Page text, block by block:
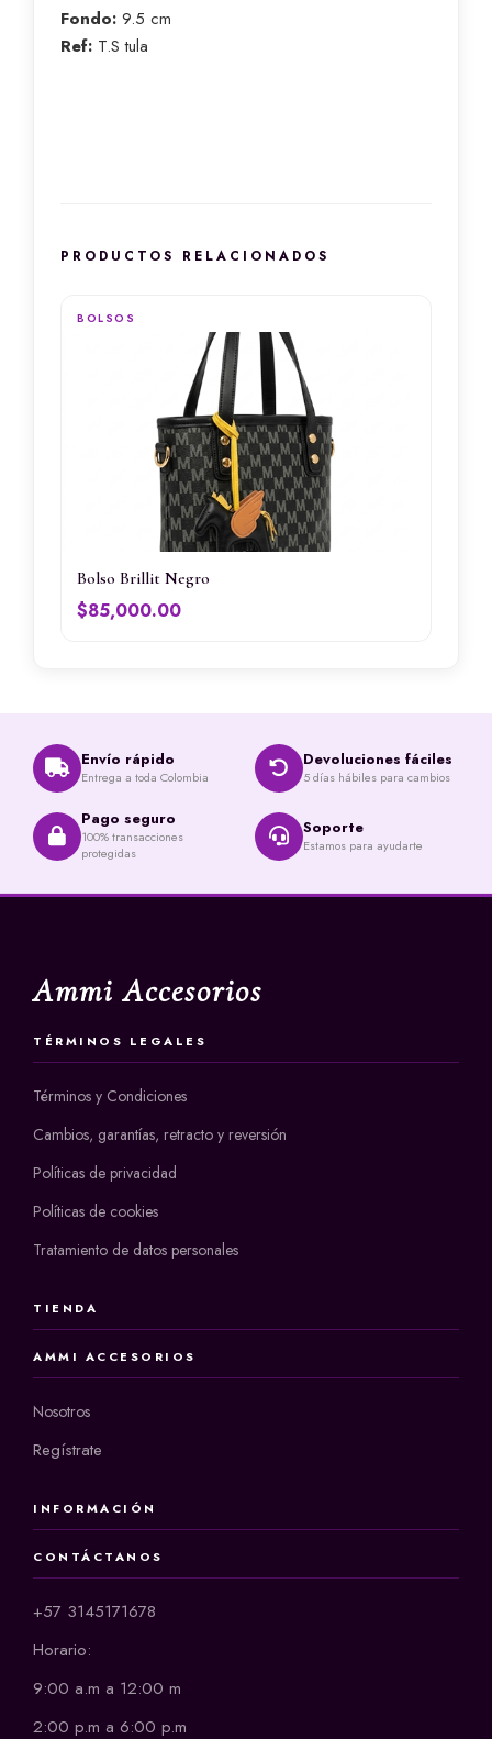
Fondo: 9.5 cm
Ref: T.S tula
PRODUCTOS RELACIONADOS
BOLSOS
Bolso Brillit Negro
$85,000.00
Envío rápido
Entrega a toda Colombia
Devoluciones fáciles
5 días hábiles para cambios
Pago seguro
100% transacciones
protegidas
Soporte
Estamos para ayudarte
Ammi Accesorios
TÉRMINOS LEGALES
Términos y Condiciones
Cambios, garantías, retracto y reversión
Políticas de privacidad
Políticas de cookies
Tratamiento de datos personales
TIENDA
AMMI ACCESORIOS
Nosotros
Regístrate
INFORMACIÓN
CONTÁCTANOS
+57 3145171678
Horario:
9:00 a.m a 12:00 m
2:00 p.m a 6:00 p.m